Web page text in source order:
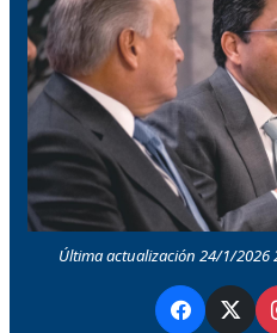
Última actualización 24/1/2026